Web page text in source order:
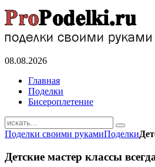
08.08.2026
Главная
Поделки
Бисероплетение
Поделки своими рукамиПоделки
Детские мастер классы